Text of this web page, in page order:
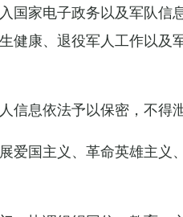
国家电子政务以及军队信
健康、退役军人工作以及
息依法予以保密，不得
爱国主义、革命英雄主义